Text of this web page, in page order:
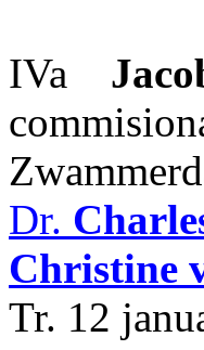
IVa
Dr.
Christine
Tr. 12